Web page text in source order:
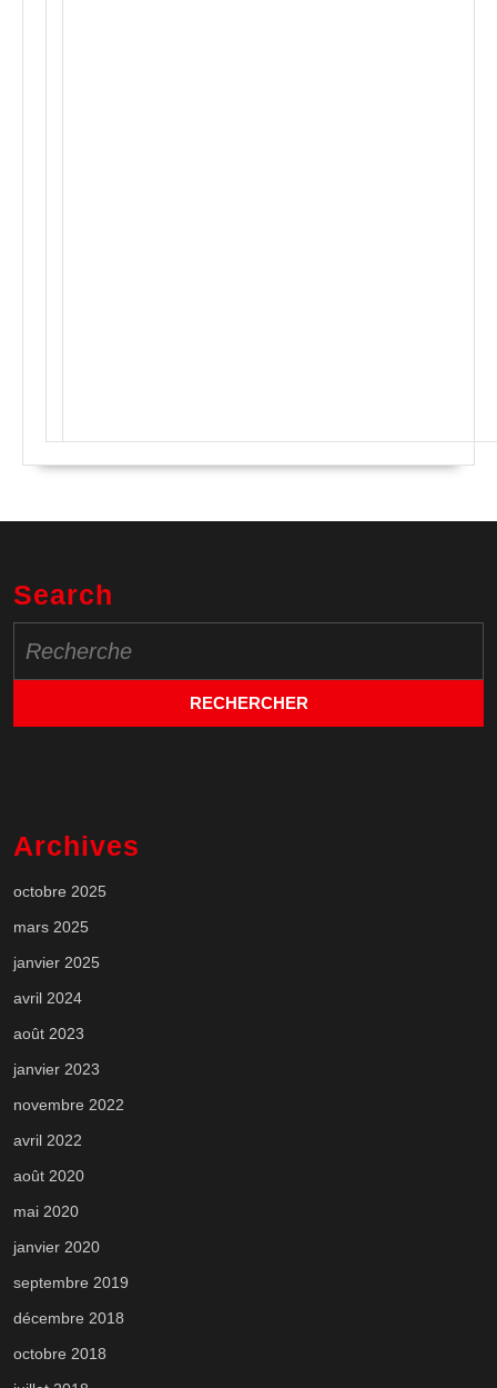
Search
for:
Archives
octobre 2025
mars 2025
janvier 2025
avril 2024
août 2023
janvier 2023
novembre 2022
avril 2022
août 2020
mai 2020
janvier 2020
septembre 2019
décembre 2018
octobre 2018